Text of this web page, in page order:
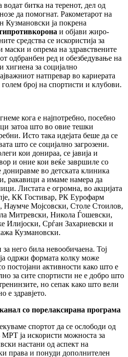
битка на теренот, дел од
да помогнат. Ракометарот на
Кузмановски ја покрена
и објави жиро-
средства се искористија за
маски и опрема на здравствените
одбранбен ред и обезбедување на
хигиена за социјално
натпревар во кариерата
број на спортисти и клубови.
кога е најпотребно, посебно
затоа што во овие тешки
Исто така идејата беше да се
што се социјално загрозени.
кои донираа, се јавија и
и оние кои веќе завршиле со
во детската клиника
ракавици а имаме намера да
Листата е огромна, во акцијата
КК Гостивар, РК Еурофарм
Наумче Мојсовски, Столе Стоилов,
Митревски, Никола Ѓошевски,
Срѓан Захариевски и
Кузмановски.
него била невообичаена. Тој
одржи формата колку може
постојани активности како што е
за сите спортисти не е добро што
но сепак како што вели
е здравјето.
со порелаксирана програма
спортот да се ослободи од
МРТ ја искористи можноста за
настани од аспект на
права и понуди дополнителен